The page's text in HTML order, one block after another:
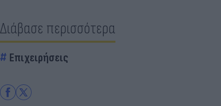
Διάβασε περισσότερα
Επιχειρήσεις